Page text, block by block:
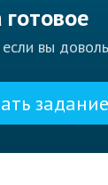
готовое
вы
задание